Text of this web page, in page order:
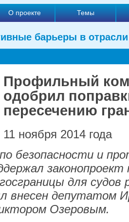
О проекте Темы
барьеры в отрасли
Профильный
одобрил
пересечению
11 ноября 2014 года
безопасности и
для
внесен депутатом
Озеровым.